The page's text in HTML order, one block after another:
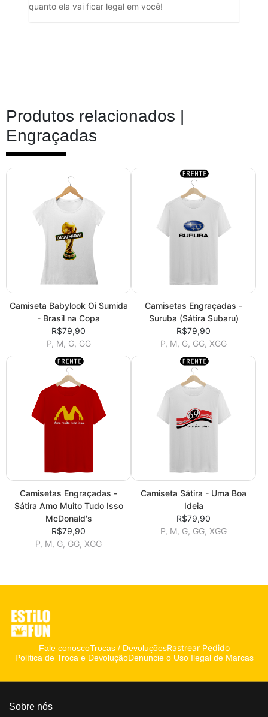
quanto ela vai ficar legal em você!
Produtos relacionados |
Engraçadas
Camiseta Babylook Oi Sumida
- Brasil na Copa
R$79,90
P, M, G, GG
Camisetas Engraçadas -
Suruba (Sátira Subaru)
R$79,90
P, M, G, GG, XGG
Camisetas Engraçadas -
Sátira Amo Muito Tudo Isso
McDonald's
R$79,90
P, M, G, GG, XGG
Camiseta Sátira - Uma Boa
Ideia
R$79,90
P, M, G, GG, XGG
Fale conoscoTrocas / DevoluçõesRastrear Pedido
Política de Troca e DevoluçãoDenuncie o Uso Ilegal de Marcas
Sobre nós